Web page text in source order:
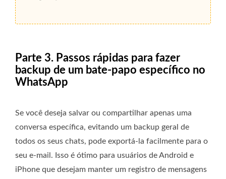
Parte 3. Passos rápidas para fazer
backup de um bate-papo específico no
WhatsApp
Se você deseja salvar ou compartilhar apenas uma
conversa específica, evitando um backup geral de
todos os seus chats, pode exportá-la facilmente para o
seu e-mail. Isso é ótimo para usuários de Android e
iPhone que desejam manter um registro de mensagens